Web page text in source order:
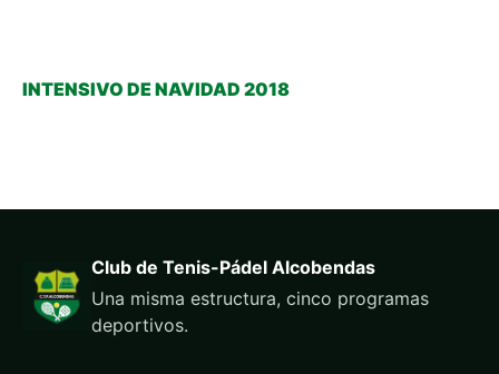
INTENSIVO DE NAVIDAD 2018
Club de Tenis-Pádel Alcobendas
Una misma estructura, cinco programas
deportivos.